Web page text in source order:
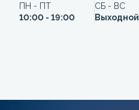
ПН - ПТ
10:00 - 19:00
СБ - ВС
Выходной